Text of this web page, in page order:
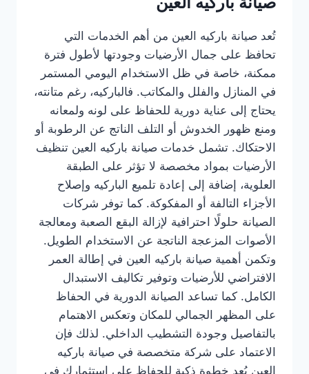
تُعد صيانة باركيه العين من أهم الخدمات التي
تحافظ على جمال الأرضيات وجودتها لأطول فترة
ممكنة، خاصة في ظل الاستخدام اليومي المستمر
في المنازل والفلل والمكاتب. فالباركيه، رغم متانته،
يحتاج إلى عناية دورية للحفاظ على لونه ولمعانه
ومنع ظهور الخدوش أو التلف الناتج عن الرطوبة أو
الاحتكاك. تشمل خدمات صيانة باركيه العين تنظيف
الأرضيات بمواد مخصصة لا تؤثر على الطبقة
العلوية، إضافة إلى إعادة تلميع الباركيه وإصلاح
الأجزاء التالفة أو المفكوكة. كما توفر شركات
الصيانة حلولًا احترافية لإزالة البقع الصعبة ومعالجة
الأصوات المزعجة الناتجة عن الاستخدام الطويل.
وتكمن أهمية صيانة باركيه العين في إطالة العمر
الافتراضي للأرضيات وتوفير تكاليف الاستبدال
الكامل. كما تساعد الصيانة الدورية في الحفاظ
على المظهر الجمالي للمكان وتعكس الاهتمام
بالتفاصيل وجودة التشطيب الداخلي. لذلك فإن
الاعتماد على شركة متخصصة في صيانة باركيه
العين يُعد خطوة ذكية للحفاظ على استثمارك في